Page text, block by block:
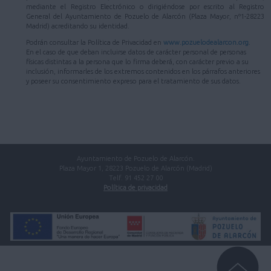
mediante el Registro Electrónico o dirigiéndose por escrito al Registro
General del Ayuntamiento de Pozuelo de Alarcón (Plaza Mayor, nº1-28223
Madrid) acreditando su identidad.
Podrán consultar la Política de Privacidad en www.pozuelodealarcon.org
En el caso de que deban incluirse datos de carácter personal de personas
físicas distintas a la persona que lo firma deberá, con carácter previo a su
inclusión, informarles de los extremos contenidos en los párrafos anteriores
y poseer su consentimiento expreso para el tratamiento de sus datos.
Ayuntamiento de Pozuelo de Alarcón.
Plaza Mayor 1, 28223 Pozuelo de Alarcón (Madrid)
Telf. 91 452 27 00
Política de privacidad